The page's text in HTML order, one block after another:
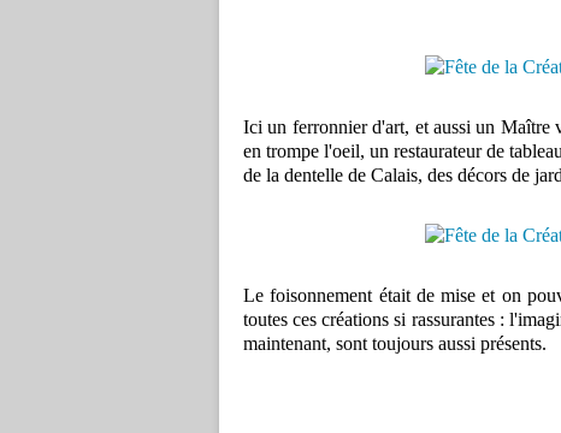
Ici un ferronnier d'art, et aussi un Maître
en trompe l'oeil, un restaurateur de
de la dentelle de Calais, des décors de
Le foisonnement était de mise et on
toutes ces créations si rassurantes :
maintenant, sont toujours aussi présents.